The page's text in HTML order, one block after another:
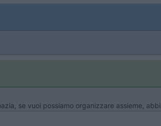
se vuoi possiamo organizzare assieme,